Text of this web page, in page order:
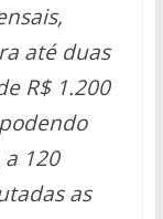
até duas
R$ 1.200
a 120
as